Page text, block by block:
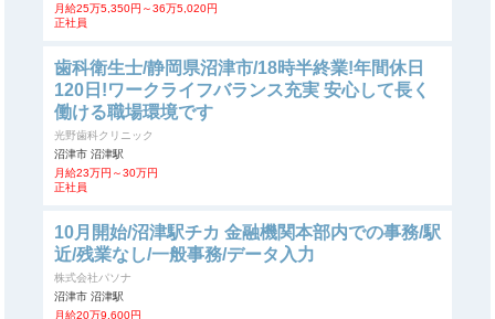
月給25万5,350円～36万5,020円
正社員
歯科衛生士/静岡県沼津市/18時半終業!年間休日
120日!ワークライフバランス充実 安心して長く
働ける職場環境です
光野歯科クリニック
沼津市 沼津駅
月給23万円～30万円
正社員
10月開始/沼津駅チカ 金融機関本部内での事務/駅
近/残業なし/一般事務/データ入力
株式会社パソナ
沼津市 沼津駅
月給20万9,600円